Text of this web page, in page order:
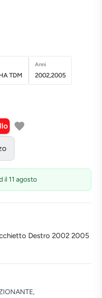
TDM
Anni
2002,2005
il 11 agosto
Destro 2002 2005